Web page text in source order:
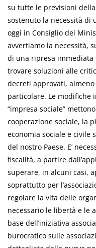
su tutte le previsioni
sostenuto la necessità di
oggi in Consiglio dei
avvertiamo la necessità,
di una ripresa
trovare soluzioni alle
decreti approvati,
particolare. Le modifiche
“impresa sociale”
cooperazione sociale, la
economia sociale e civile
del nostro Paese. E’
fiscalità, a partire
superare, in alcuni casi,
soprattutto per
regolare la vita delle
necessario le libertà e le
base dell’iniziativa
burocratico sulle